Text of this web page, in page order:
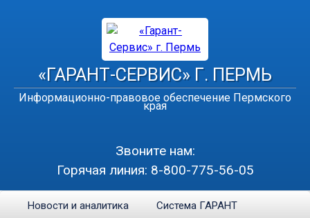
«ГАРАНТ-СЕРВИС» Г. ПЕРМЬ
Информационно-правовое обеспечение Пермского
края
Звоните нам:
Горячая линия: 8-800-775-56-05
Новости и аналитика Система ГАРАНТ